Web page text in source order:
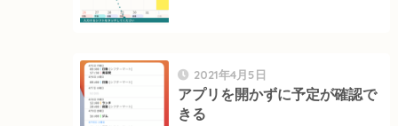
2021年4月5日
アプリを開かずに予定が確認で
きる